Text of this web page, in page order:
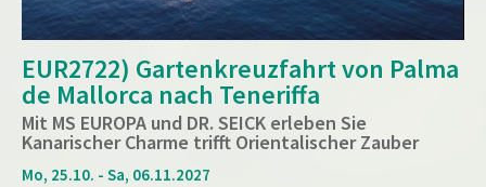
EUR2722) Gartenkreuzfahrt von Palma
de Mallorca nach Teneriffa
Mit MS EUROPA und DR. SEICK erleben Sie
Kanarischer Charme trifft Orientalischer Zauber
Mo, 25.10. - Sa, 06.11.2027